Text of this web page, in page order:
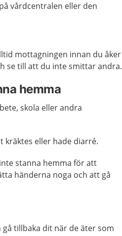
vårdcentralen eller den
mottagningen innan du åker
se till att du inte smittar andra.
hemma
skola eller andra
kräktes eller hade diarré.
stanna hemma för att
händerna noga och att gå
tillbaka dit när de äter som